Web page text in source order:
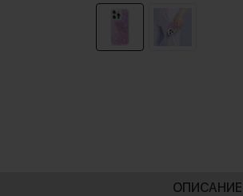
ОПИСАНИЕ